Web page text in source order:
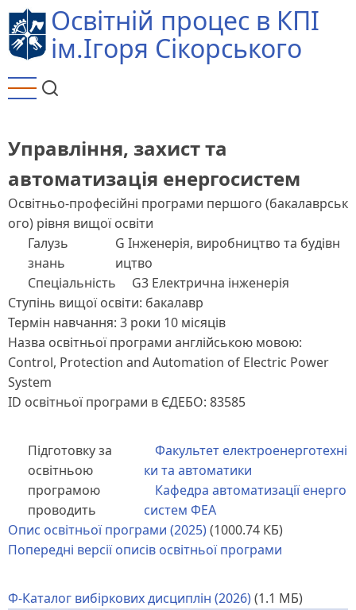
Перейти
до
основного
Освітній процес в КПІ
ім.Ігоря Сікорського
Управління, захист та
автоматизація енергосистем
Освітньо-професійні програми першого (бакалаврськ
ого) рівня вищої освіти
Галузь
знань
G Інженерія, виробництво та будівн
ицтво
Спеціальність
G3 Електрична інженерія
Ступінь вищої освіти: бакалавр
Термін навчання: 3 роки 10 місяців
Назва освітньої програми англійською мовою:
Control, Protection and Automation of Electric Power
System
ID освітньої програми в ЄДЕБО: 83585
Підготовку за
освітньою
програмою
проводить
Факультет електроенерготехні
ки та автоматики
Кафедра автоматизації енерго
систем ФЕА
Опис освітньої програми (2025)(1000.74 КБ)
Попередні версії описів освітньої програми
Ф-Каталог вибіркових дисциплін (2026)(1.1 МБ)